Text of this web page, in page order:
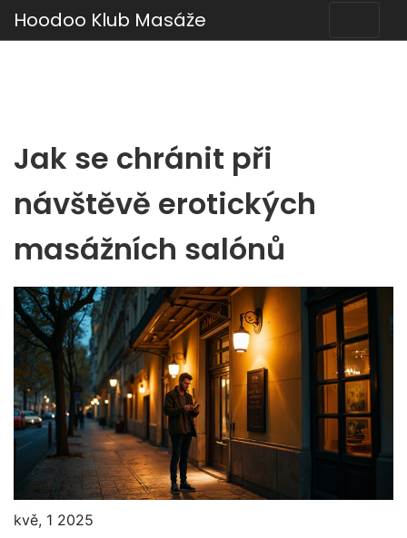
Hoodoo Klub Masáže
Jak se chránit při
návštěvě erotických
masážních salónů
kvě, 1 2025